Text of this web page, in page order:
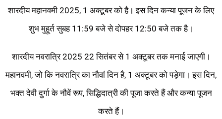
शारदीय महानवमी 2025, 1 अक्टूबर को है। इस दिन कन्या पूजन के लिए
शुभ मुहूर्त सुबह 11:59 बजे से दोपहर 12:50 बजे तक है।
शारदीय नवरात्रि 2025 22 सितंबर से 1 अक्टूबर तक मनाई जाएगी।
महानवमी, जो कि नवरात्रि का नौवां दिन है, 1 अक्टूबर को पड़ेगा। इस दिन,
भक्त देवी दुर्गा के नौवें रूप, सिद्धिदात्री की पूजा करते हैं और कन्या पूजन
करते हैं।